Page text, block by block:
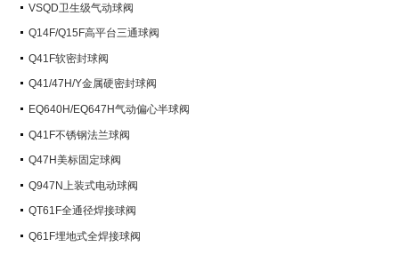
VSQD卫生级气动球阀
Q14F/Q15F高平台三通球阀
Q41F软密封球阀
Q41/47H/Y金属硬密封球阀
EQ640H/EQ647H气动偏心半球阀
Q41F不锈钢法兰球阀
Q47H美标固定球阀
Q947N上装式电动球阀
QT61F全通径焊接球阀
Q61F埋地式全焊接球阀